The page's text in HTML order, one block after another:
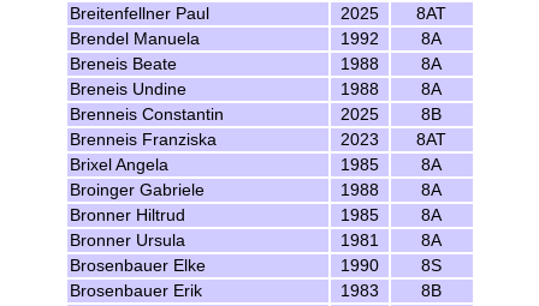
Breitenfellner Paul
2025
8AT
Brendel Manuela
1992
8A
Breneis Beate
1988
8A
Breneis Undine
1988
8A
Brenneis Constantin
2025
8B
Brenneis Franziska
2023
8AT
Brixel Angela
1985
8A
Broinger Gabriele
1988
8A
Bronner Hiltrud
1985
8A
Bronner Ursula
1981
8A
Brosenbauer Elke
1990
8S
Brosenbauer Erik
1983
8B